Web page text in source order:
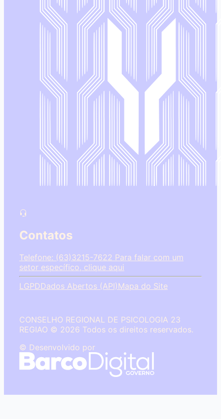
Contatos
Telefone: (63)3215-7622 Para falar com um
setor específico, clique aqui
LGPDDados Abertos (API)Mapa do Site
CONSELHO REGIONAL DE PSICOLOGIA 23
REGIAO © 2026 Todos os direitos reservados.
© Desenvolvido por